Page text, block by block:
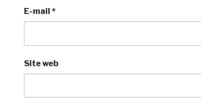
E-mail *
Site web